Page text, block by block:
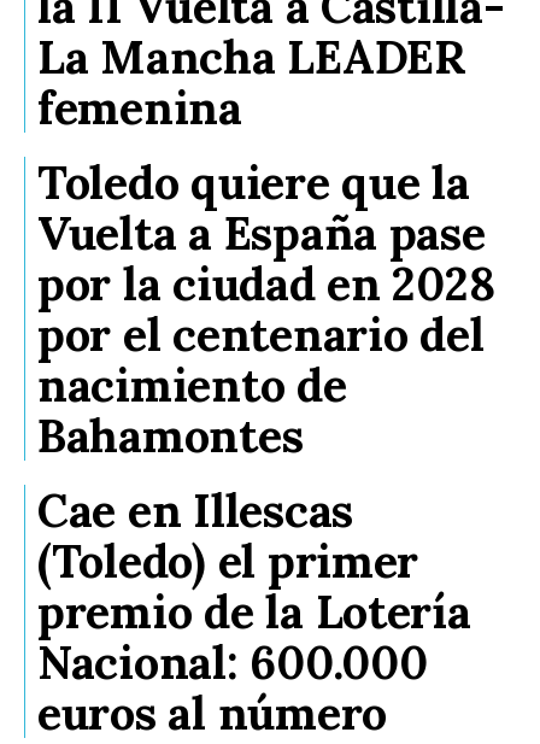
La Mancha LEADER
femenina
Toledo quiere que la
Vuelta a España pase
por la ciudad en 2028
por el centenario del
nacimiento de
Bahamontes
Cae en Illescas
(Toledo) el primer
premio de la Lotería
Nacional: 600.000
euros al número